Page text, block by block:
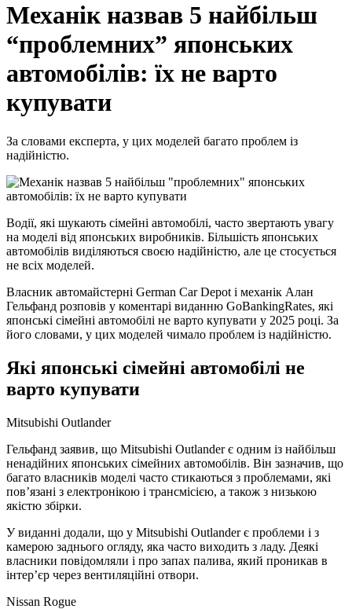
Механік назвав 5 найбільш
“проблемних” японських
автомобілів: їх не варто
купувати
За словами експерта, у цих моделей багато проблем із
надійністю.
Водії, які шукають сімейні автомобілі, часто звертають увагу
на моделі від японських виробників. Більшість японських
автомобілів виділяються своєю надійністю, але це стосується
не всіх моделей.
Власник автомайстерні German Car Depot і механік Алан
Гельфанд розповів у коментарі виданню GoBankingRates, які
японські сімейні автомобілі не варто купувати у 2025 році. За
його словами, у цих моделей чимало проблем із надійністю.
Які японські сімейні автомобілі не
варто купувати
Mitsubishi Outlander
Гельфанд заявив, що Mitsubishi Outlander є одним із найбільш
ненадійних японських сімейних автомобілів. Він зазначив, що
багато власників моделі часто стикаються з проблемами, які
пов’язані з електронікою і трансмісією, а також з низькою
якістю збірки.
У виданні додали, що у Mitsubishi Outlander є проблеми і з
камерою заднього огляду, яка часто виходить з ладу. Деякі
власники повідомляли і про запах палива, який проникав в
інтер’єр через вентиляційні отвори.
Nissan Rogue